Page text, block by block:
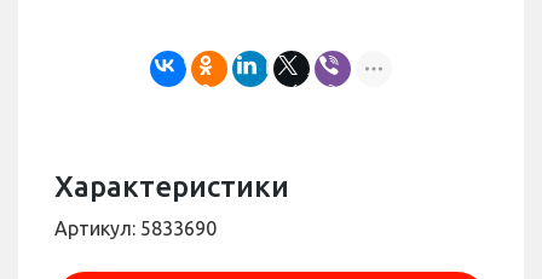
Характеристики
Артикул: 5833690